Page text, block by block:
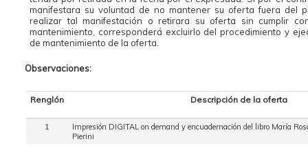
manifestara su voluntad de no mantener su oferta fuera del
realizar tal manifestación o retirara su oferta sin cumplir
mantenimiento, corresponderá excluirlo del procedimiento y
de mantenimiento de la oferta.
Observaciones:
Renglón Descripción de la oferta
1
Impresión DIGITAL on demand y encuadernación del libro María
Pierini